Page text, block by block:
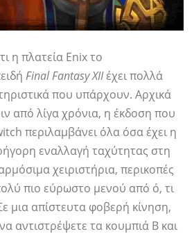
η πλατεία Enix το
Final Fantasy XIIέχει πολλά
που υπάρχουν. Αρχικά
από λίγα χρόνια, η έκδοση που
περιλαμβάνει όλα όσα έχει η
εναλλαγή ταχύτητας στη
χειριστήρια, περικοπές
πιο εύρωστο μενού από ό, τι
μια απίστευτα φοβερή κίνηση,
αντιστρέψετε τα κουμπιά B και